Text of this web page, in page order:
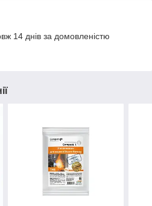
14 днів за домовленістю